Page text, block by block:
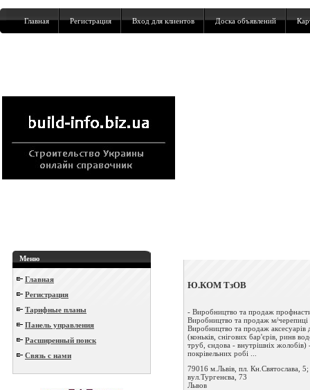
Главная Регистрация Вход для клиентов Доска объявлений
Меню
Главная
Регистрация
Тарифные планы
Панель управления
Расширенный поиск
Связь с нами
Ю.КОМ ТзОВ
- Виробництво та продаж
Виробництво та продаж м/черепиці
Виробництво та продаж аксесуарів
(коньків, снігових бар'єрів, ринв
труб, єндова - внутрішніх жолобів)
покрівельних робі ...
79016 м.Львів, пл. Кн.Святослава, 5;
вул.Тургенєва, 73
Львов